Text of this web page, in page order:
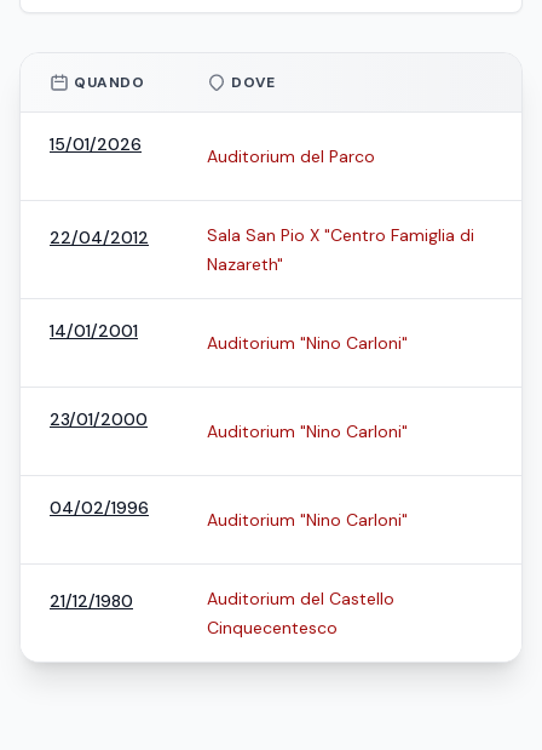
QUANDO DOVE
15/01/2026
Auditorium del Parco
22/04/2012
Sala San Pio X "Centro Famiglia di
Nazareth"
14/01/2001
Auditorium "Nino Carloni"
23/01/2000
Auditorium "Nino Carloni"
04/02/1996
Auditorium "Nino Carloni"
21/12/1980
Auditorium del Castello
Cinquecentesco